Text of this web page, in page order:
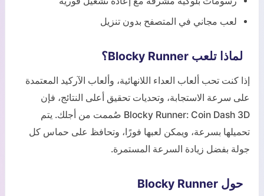
لعب مجاني في المتصفح بدون تنزيل
لماذا تلعب Blocky Runner؟
إذا كنت تحب ألعاب العداء اللانهائية، وألعاب الآركيد المعتمدة
على سرعة الاستجابة، وتحديات تحقيق أعلى النتائج، فإن
Blocky Runner: Coin Dash 3D صُممت من أجلك. يتم
تحميلها بسرعة، ويمكن لعبها فورًا، وتحافظ على حماس كل
جولة بفضل زيادة السرعة المستمرة.
حول Blocky Runner